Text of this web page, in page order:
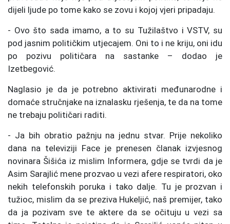
dijeli ljude po tome kako se zovu i kojoj vjeri pripadaju.
- Ovo što sada imamo, a to su Tužilaštvo i VSTV, su
pod jasnim političkim utjecajem. Oni to i ne kriju, oni idu
po pozivu političara na sastanke – dodao je
Izetbegović.
Naglasio je da je potrebno aktivirati međunarodne i
domaće stručnjake na iznalasku rješenja, te da na tome
ne trebaju političari raditi.
- Ja bih obratio pažnju na jednu stvar. Prije nekoliko
dana na televiziji Face je prenesen članak izvjesnog
novinara Šišića iz mislim Informera, gdje se tvrdi da je
Asim Sarajlić mene prozvao u vezi afere respiratori, oko
nekih telefonskih poruka i tako dalje. Tu je prozvan i
tužioc, mislim da se preziva Hukeljić, naš premijer, tako
da ja pozivam sve te aktere da se očituju u vezi sa